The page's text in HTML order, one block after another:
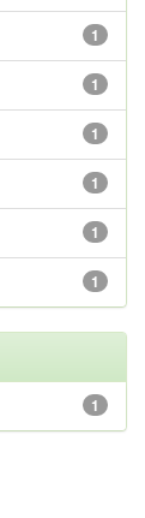
1
1
1
1
1
1
1